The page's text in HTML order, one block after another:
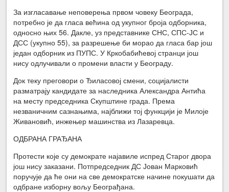
За изгласавање неповерења првом човеку Београда,
потребно је да гласа већина од укупног броја одборника,
односно њих 56. Дакле, уз представнике СНС, СПС-ЈС и
ДСС (укупно 55), за разрешење би морао да гласа бар још
један одборник из ПУПС. У Кркобабићевој странци још
нису одлучивали о промени власти у Београду.
Док теку преговори о Ђиласовој смени, социјалисти
разматрају кандидате за наследника Александра Антића
на месту председника Скупштине града. Према
незваничним сазнањима, најближи тој функцији је Милоје
Живановић, инжењер машинства из Лазаревца.
ОДБРАНА ГРАЂАНА
Протести које су демократе најавиле испред Старог двора
још нису заказани. Потпредседник ДС Јован Марковић
поручује да ће они на све демократске начине покушати да
одбране изборну вољу Београђана.